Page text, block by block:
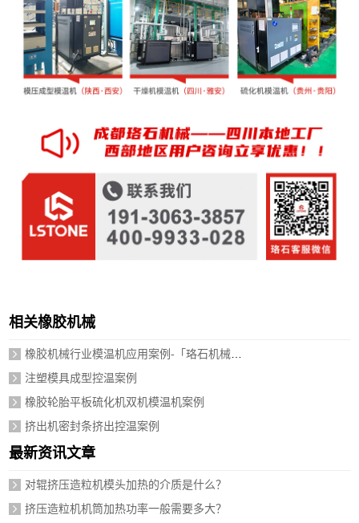
相关橡胶机械
注塑模具成型控温案例
橡胶轮胎平板硫化机双机模温机案例
挤出机密封条挤出控温案例
最新资讯文章
对辊挤压造粒机模头加热的介质是什么？
挤压造粒机机筒加热功率一般需要多大？